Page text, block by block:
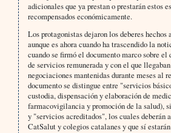
adicionales que ya prestan o prestarán estos
recompensados económicamente.
Los protagonistas dejaron los deberes hechos
aunque es ahora cuando ha trascendido la
cuando se firmó el documento marco sobre el
de servicios remunerada y con el que
negociaciones mantenidas durante meses al
documento se distingue entre "servicios
custodia, dispensación y elaboración de
farmacovigilancia y promoción de la salud),
y "servicios acreditados", los cuales deberán
CatSalut y colegios catalanes y que sí